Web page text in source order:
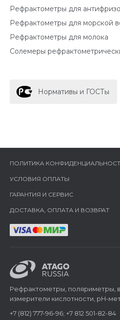
Рефрактометры для
Рефрактометры для морской
Рефрактометры для молока
Солемеры
Нормативы и ГОСТы
ПОЛИТИКА
УСЛОВИЯ ОПЛАТЫ
ГАРАНТИЯ И СЕРВИС
ДОСТАВКА, ОПЛАТА И ВОЗВРАТ
Рефрактометры, поляриметры,
измерители кислотности, pH-
+7 (812) 777-96-96; +7 812 501-82-84